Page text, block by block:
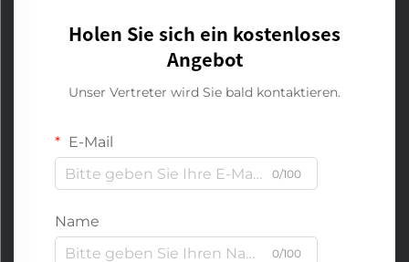
Holen Sie sich ein kostenloses
Angebot
Unser Vertreter wird Sie bald kontaktieren.
E-Mail
0/100
Name
0/100